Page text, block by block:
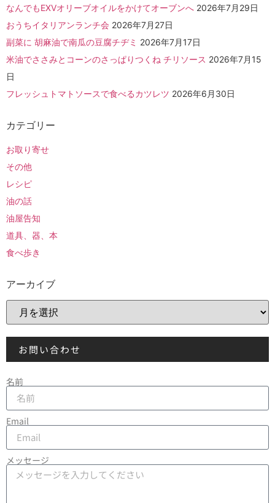
なんでもEXVオリーブオイルをかけてオーブンへ 2026年7月29日
おうちイタリアンランチ会 2026年7月27日
副菜に 胡麻油で南瓜の豆腐チヂミ 2026年7月17日
米油でささみとコーンのさっぱりつくね チリソース 2026年7月15
日
フレッシュトマトソースで食べるカツレツ 2026年6月30日
カテゴリー
お取り寄せ
その他
レシピ
油の話
油屋告知
道具、器、本
食べ歩き
アーカイブ
お問い合わせ
名前
Email
メッセージ